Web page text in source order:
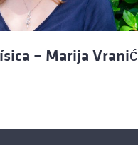
– Marija Vranić